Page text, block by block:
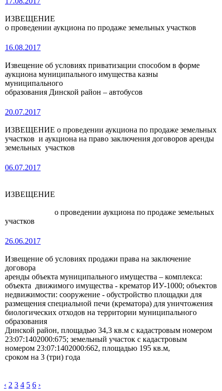
ИЗВЕЩЕНИЕ
о проведении аукциона по продаже земельных участков
16.08.2017
Извещение об условиях приватизации способом в форме
аукциона муниципального имущества казны
муниципального
образования Динской район – автобусов
20.07.2017
ИЗВЕЩЕНИЕ о проведении аукциона по продаже земельных
участков и аукциона на право заключения договоров аренды
земельных участков
06.07.2017
ИЗВЕЩЕНИЕ
о проведении аукциона по продаже земельных
участков
26.06.2017
Извещение об условиях продажи права на заключение
договора
аренды объекта муниципального имущества – комплекса:
объекта движимого имущества - крематор ИУ-1000; объектов
недвижимости: сооружение - обустройство площадки для
размещения специальной печи (крематора) для уничтожения
биологических отходов на территории муниципального
образования
Динской район, площадью 34,3 кв.м с кадастровым номером
23:07:1402000:675; земельный участок с кадастровым
номером 23:07:1402000:662, площадью 195 кв.м,
сроком на 3 (три) года
‹ 2 3 4 5 6 ›